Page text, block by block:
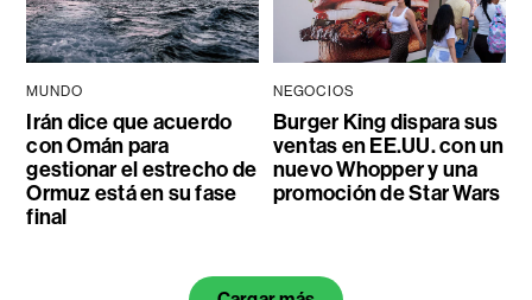
MUNDO
Irán dice que acuerdo
con Omán para
gestionar el estrecho de
Ormuz está en su fase
final
NEGOCIOS
Burger King dispara sus
ventas en EE.UU. con un
nuevo Whopper y una
promoción de Star Wars